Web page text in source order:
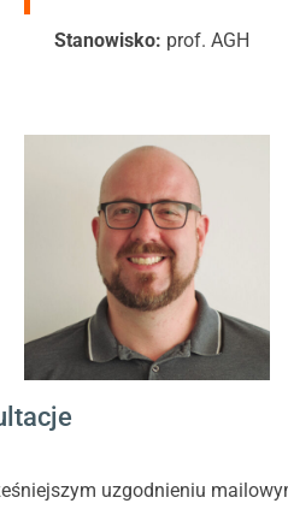
Stanowisko: prof. AGH
uzgodnieniu